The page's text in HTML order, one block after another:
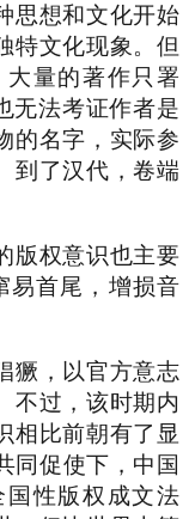
思想和文化开始
特文化现象。但
量的著作只署
无法考证作者是
的名字，实际参
到了汉代，卷端
版权意识也主要
易首尾，增损音
獗，以官方意志
不过，该时期内
相比前朝有了显
同促使下，中国
性版权成文法